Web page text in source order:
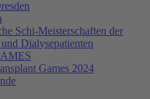
Schi-Meisterschaften der
Dialysepatienten
Games 2024